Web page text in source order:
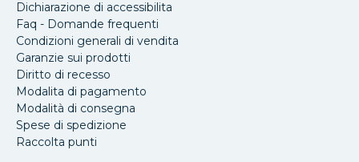
Dichiarazione di accessibilita
Faq - Domande frequenti
Condizioni generali di vendita
Garanzie sui prodotti
Diritto di recesso
Modalita di pagamento
Modalità di consegna
Spese di spedizione
Raccolta punti